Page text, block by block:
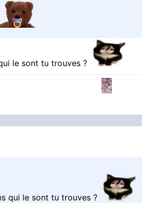
le sont tu trouves ?
qui le sont tu trouves ?